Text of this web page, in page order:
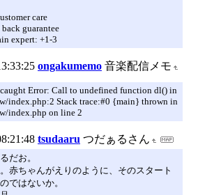
care
guarantee
expert: +1-3
ongakumemo 音楽配信メモ
Error: Call to undefined function dl() in
index.php:2 Stack trace:#0 {main} thrown in
index.php on line 2
tsudaaru つだぁるさん
だお。
赤ちゃんがえりのように、そのスタート
ではないか。